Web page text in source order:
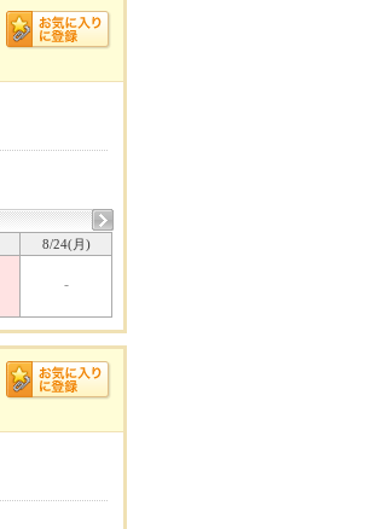
8/24(月)
-